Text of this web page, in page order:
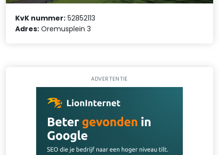
KvK nummer: 52852113
Adres: Oremusplein 3
ADVERTENTIE